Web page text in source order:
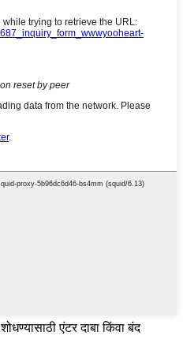
शोधण्यासाठी एंटर दाबा किंवा बंद